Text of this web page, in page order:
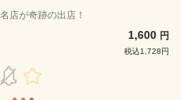
店が奇跡の出店！
1,600 円
税込1,728円